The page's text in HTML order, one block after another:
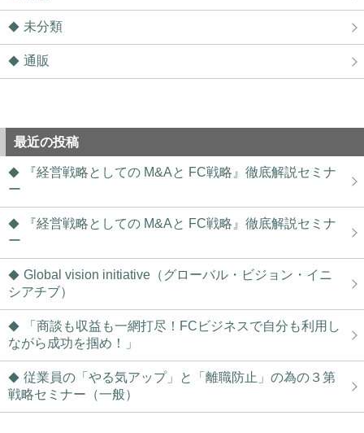
未分類
通販
最近の投稿
『経営戦略としての M&Aと FC戦略』徹底解説セミナ
ー
『経営戦略としての M&Aと FC戦略』徹底解説セミナ
ー
Global vision initiative（グローバル・ビジョン・イニ
シアチブ）
「商談も収益も一網打尽！FCビジネスで自分も利用し
ながら成功を掴め！」
従業員の「やる気アップ」と「離職防止」の為の３第
戦略セミナー（一般）